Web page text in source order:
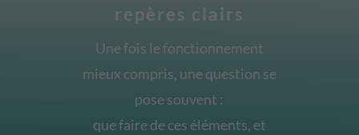
repères clairs
Une fois le fonctionnement
mieux compris, une question se
pose souvent :
que faire de ces éléments, et